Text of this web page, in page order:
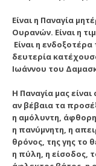
Είναι η Παναγία
Ουρανών. Είναι η
Είναι η
δευτερία
Ιωάννου του
Η Παναγία μας
αν βέβαια τα
η αμόλυντη,
η πανύμνητη, η
θρόνος, της γης το
η πύλη, η είσοδος,